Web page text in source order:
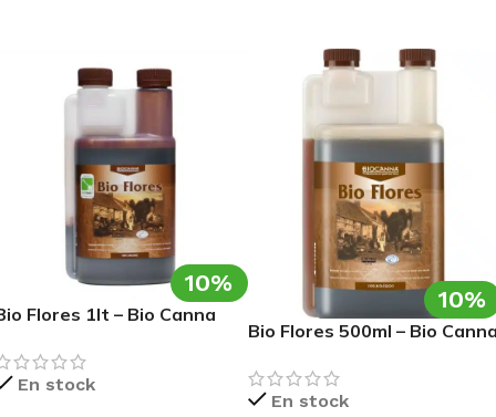
10%
Flores 1lt – Bio Canna
En stock
10%
Bio Flores 500ml – Bio
En stock